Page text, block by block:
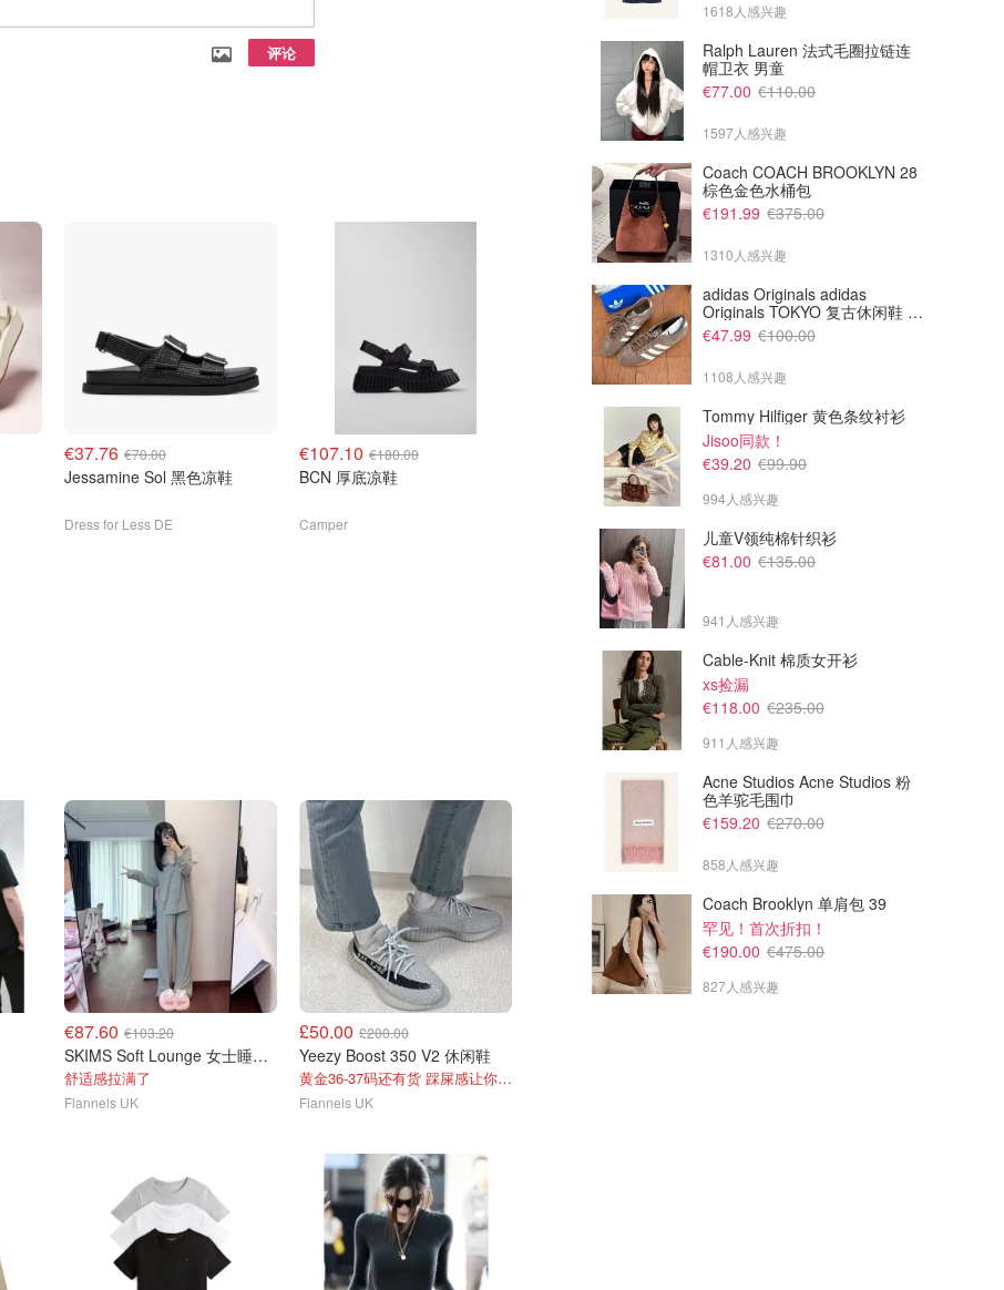
评论
€37.76 €70.00
Jessamine Sol 黑色凉鞋
Dress for Less DE
€107.10 €180.00
BCN 厚底凉鞋
Camper
€199.00
Pix BCN 厚底乐福鞋
€26.59
Litfun 女士软木拖鞋 可调扣
€87.60 €103.20
SKIMS Soft Lounge 女士睡衣套装
舒适感拉满了
Flannels UK
£50.00 £200.00
Yeezy Boost 350 V2 休闲鞋
黄金36-37码还有货 踩屎感让你暴走都不累
Flannels UK
1618人感兴趣
Ralph Lauren 法式毛圈拉链连
帽卫衣 男童
€77.00 €110.00
1597人感兴趣
Coach COACH BROOKLYN 28
棕色金色水桶包
€191.99 €375.00
1310人感兴趣
adidas Originals adidas
Originals TOKYO 复古休闲鞋 深
棕色
€47.99 €100.00
1108人感兴趣
Tommy Hilfiger 黄色条纹衬衫
Jisoo同款！
€39.20 €99.90
994人感兴趣
儿童V领纯棉针织衫
€81.00 €135.00
941人感兴趣
Cable-Knit 棉质女开衫
xs捡漏
€118.00 €235.00
911人感兴趣
Acne Studios Acne Studios 粉
色羊驼毛围巾
€159.20 €270.00
858人感兴趣
Coach Brooklyn 单肩包 39
罕见！首次折扣！
€190.00 €475.00
827人感兴趣